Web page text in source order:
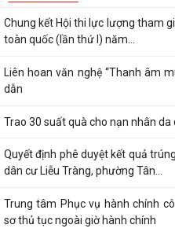
Chung kết Hội thi lực lượng tham
toàn quốc (lần thứ I) năm...
Liên hoan văn nghệ “Thanh âm
dẫn
Trao 30 suất quà cho nạn nhân
Quyết định phê duyệt kết quả
dân cư Liễu Tràng, phường Tân...
Trung tâm Phục vụ hành chính
sơ thủ tục ngoài giờ hành chính